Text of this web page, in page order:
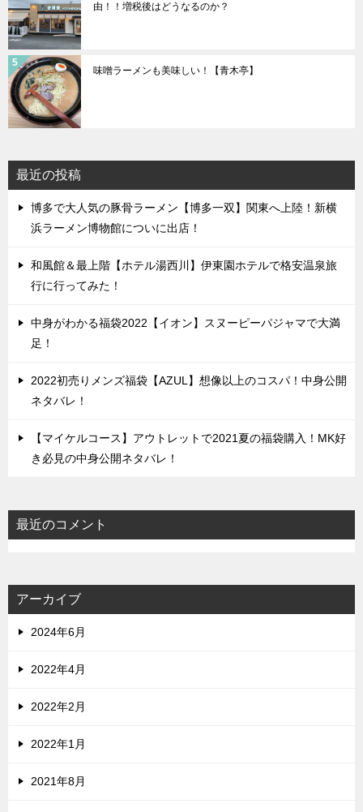
由！！増税後はどうなるのか？
味噌ラーメンも美味しい！【青木亭】
最近の投稿
博多で大人気の豚骨ラーメン【博多一双】関東へ上陸！新横
浜ラーメン博物館についに出店！
和風館＆最上階【ホテル湯西川】伊東園ホテルで格安温泉旅
行に行ってみた！
中身がわかる福袋2022【イオン】スヌーピーパジャマで大満
足！
2022初売りメンズ福袋【AZUL】想像以上のコスパ！中身公開
ネタバレ！
【マイケルコース】アウトレットで2021夏の福袋購入！MK好
き必見の中身公開ネタバレ！
最近のコメント
アーカイブ
2024年6月
2022年4月
2022年2月
2022年1月
2021年8月